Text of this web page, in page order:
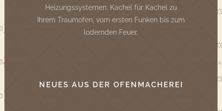
Heizungssystemen. Kachel für Kachel zu
Ihrem Traumofen, vom ersten Funken bis zum
lodernden Feuer.
NEUES AUS DER OFENMACHEREI